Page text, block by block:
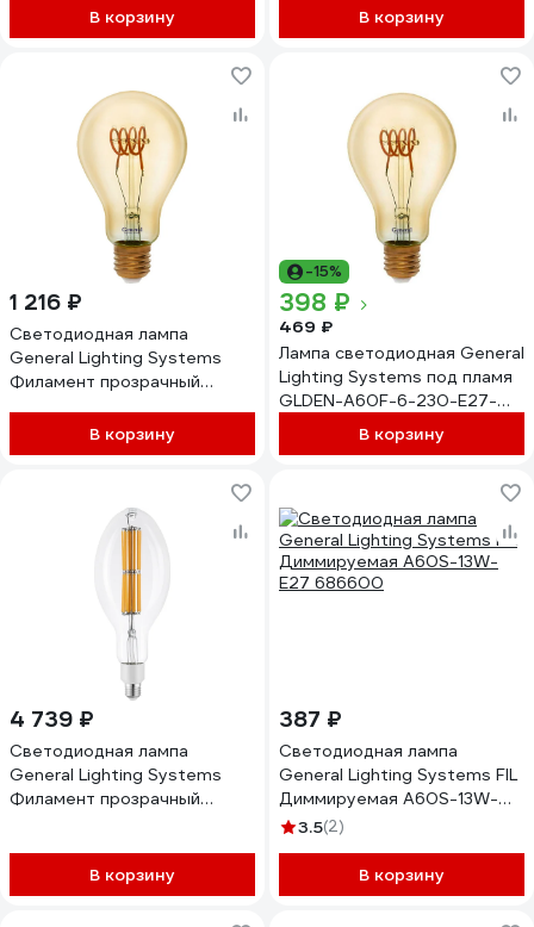
В корзину
Нейтральный белый GLDEN-
A95-40-230-E27-4500
В корзину
1 216 ₽
Светодиодная лампа
General Lighting Systems
Филамент прозрачный
1800К Теплый белый свет
Груша GLDEN-A75SS-6-230-
В корзину
-15%
398 ₽
469 ₽
Лампа светодиодная General
Lighting Systems под пламя
GLDEN-A60F-6-230-E27-
2700 пластиковая 685012
В корзину
4 739 ₽
Светодиодная лампа
General Lighting Systems
Филамент прозрачный
GLDEN-ED120-75-230-E27-
4500 661640
В корзину
387 ₽
Светодиодная лампа
General Lighting Systems FIL
Диммируемая A60S-13W-
E27 686600
3.5(2)
В корзину